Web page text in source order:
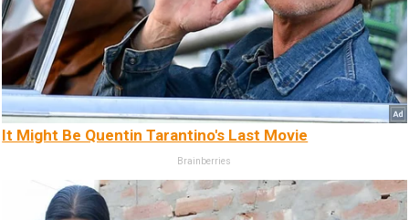
It Might Be Quentin Tarantino's Last Movie
Brainberries